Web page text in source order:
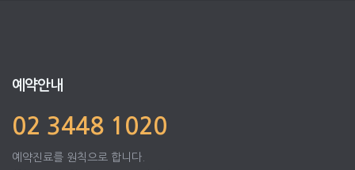
예약안내
02 3448 1020
예약진료를 원칙으로 합니다.